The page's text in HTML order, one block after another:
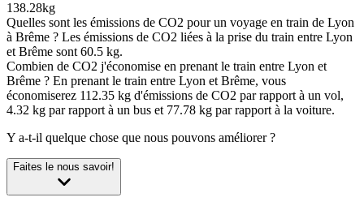
138.28kg
Quelles sont les émissions de CO2 pour un voyage en train de Lyon
à Brême ? Les émissions de CO2 liées à la prise du train entre Lyon
et Brême sont 60.5 kg.
Combien de CO2 j'économise en prenant le train entre Lyon et
Brême ? En prenant le train entre Lyon et Brême, vous
économiserez 112.35 kg d'émissions de CO2 par rapport à un vol,
4.32 kg par rapport à un bus et 77.78 kg par rapport à la voiture.
Y a-t-il quelque chose que nous pouvons améliorer ?
Faites le nous savoir!